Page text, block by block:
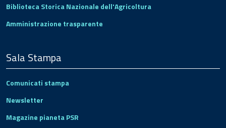
Biblioteca Storica Nazionale dell'Agricoltura
Amministrazione trasparente
Sala Stampa
Comunicati stampa
Newsletter
Magazine pianeta PSR